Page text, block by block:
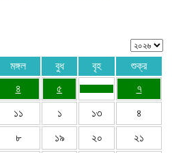
মঙ্গল বুধ বৃহ
শুক্র
৪ ৫ ৭
১১ ১ ১৩ ৪
৮ ১৯ ২০ ২১